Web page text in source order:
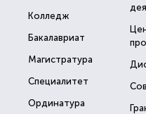
Колледж
Бакалавриат
Магистратура
Специалитет
Ординатура